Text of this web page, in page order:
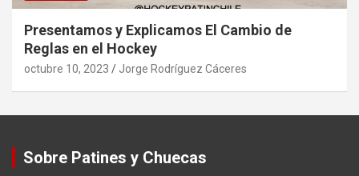
Presentamos y Explicamos El Cambio de
Reglas en el Hockey
octubre 10, 2023 Jorge Rodríguez Cáceres
Sobre Patines y Chuecas